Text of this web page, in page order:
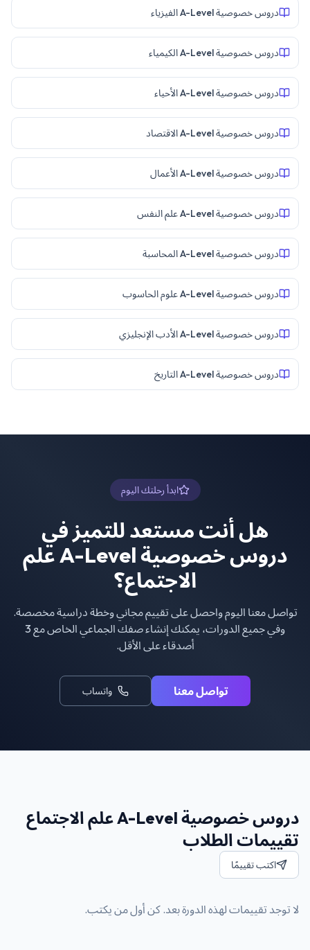
دروس خصوصية A-Level الفيزياء
دروس خصوصية A-Level الكيمياء
دروس خصوصية A-Level الأحياء
دروس خصوصية A-Level الاقتصاد
دروس خصوصية A-Level الأعمال
دروس خصوصية A-Level علم النفس
دروس خصوصية A-Level المحاسبة
دروس خصوصية A-Level علوم الحاسوب
دروس خصوصية A-Level الأدب الإنجليزي
دروس خصوصية A-Level التاريخ
ابدأ رحلتك اليوم
هل أنت مستعد للتميز في
دروس خصوصية A-Level علم
الاجتماع؟
تواصل معنا اليوم واحصل على تقييم مجاني وخطة دراسية مخصصة.
وفي جميع الدورات، يمكنك إنشاء صفك الجماعي الخاص مع 3
أصدقاء على الأقل.
تواصل معنا واتساب
دروس خصوصية A-Level علم الاجتماع
تقييمات الطلاب
اكتب تقييمًا
لا توجد تقييمات لهذه الدورة بعد. كن أول من يكتب.